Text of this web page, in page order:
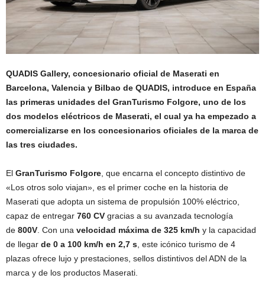
QUADIS Gallery, concesionario oficial de Maserati en
Barcelona, Valencia y Bilbao de QUADIS, introduce en España
las primeras unidades del GranTurismo Folgore, uno de los
dos modelos eléctricos de Maserati, el cual ya ha empezado a
comercializarse en los concesionarios oficiales de la marca de
las tres ciudades.
El GranTurismo Folgore , que encarna el concepto distintivo de
«Los otros solo viajan», es el primer coche en la historia de
Maserati que adopta un sistema de propulsión 100% eléctrico,
capaz de entregar 760 CV gracias a su avanzada tecnología
de 800V . Con una velocidad máxima de 325 km/h y la capacidad
de llegar de 0 a 100 km/h en 2,7 s , este icónico turismo de 4
plazas ofrece lujo y prestaciones, sellos distintivos del ADN de la
marca y de los productos Maserati.